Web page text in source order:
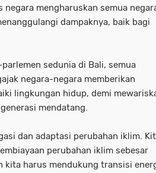
mengharuskan semua
dampaknya, baik bagi
sedunia di Bali, semua
negara-negara memberikan
lingkungan hidup, demi
mendatang.
dan adaptasi perubahan iklim.
perubahan iklim sebesar
kita harus mendukung transisi